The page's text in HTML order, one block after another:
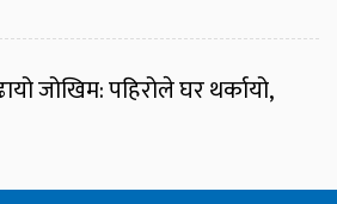
जोखिम: पहिरोले घर थर्कायो,